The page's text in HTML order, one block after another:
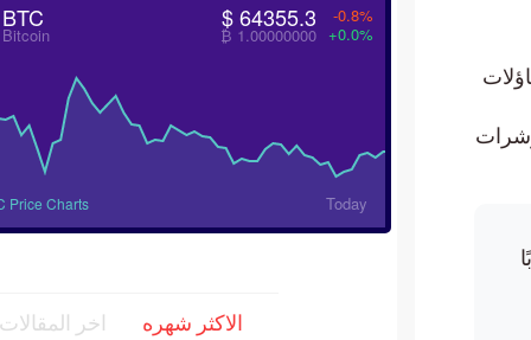
BTC
Bitcoin
-0.8%
+0.0%
$ 64355.3
₿ 1.00000000
BTC Price Charts Today
الاكثر شهره اخر المقالات